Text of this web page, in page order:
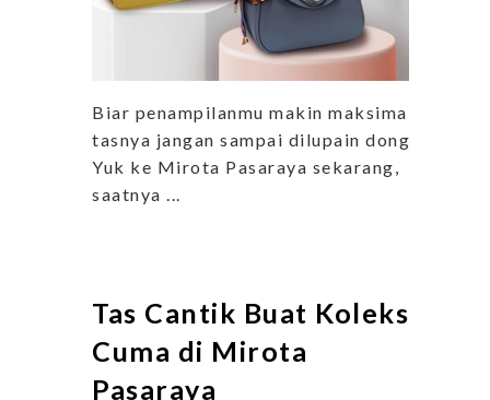
Biar penampilanmu makin maksimal,
tasnya jangan sampai dilupain dong.
Yuk ke Mirota Pasaraya sekarang,
saatnya ...
Tas Cantik Buat Koleksi
Cuma di Mirota
Pasaraya